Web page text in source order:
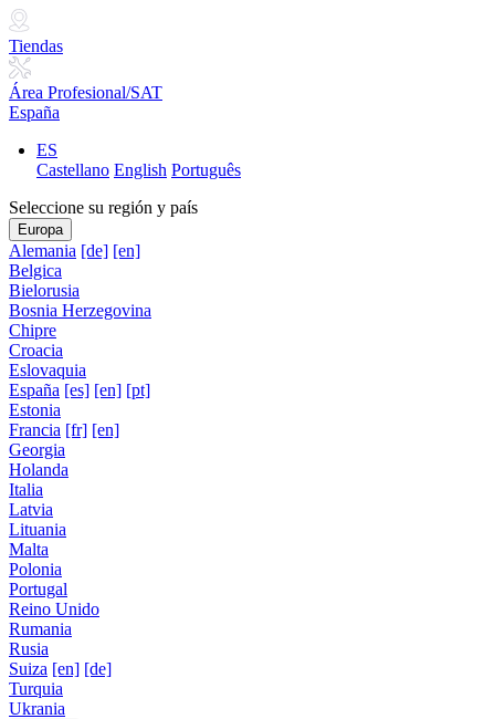
Tiendas
Área Profesional/SAT
España
ES
Castellano English Português
Seleccione su región y país
Europa
Alemania [de] [en]
Belgica
Bielorusia
Bosnia Herzegovina
Chipre
Croacia
Eslovaquia
España [es] [en] [pt]
Estonia
Francia [fr] [en]
Georgia
Holanda
Italia
Latvia
Lituania
Malta
Polonia
Portugal
Reino Unido
Rumania
Rusia
Suiza [en] [de]
Turquia
Ukrania